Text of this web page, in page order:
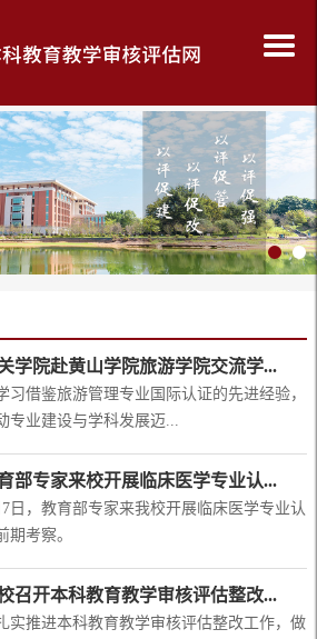
学院赴黄山学院旅游学院交流学...
习借鉴旅游管理专业国际认证的先进经验，
专业建设与学科发展迈...
部专家来校开展临床医学专业认...
日，教育部专家来我校开展临床医学专业认
期考察。
召开本科教育教学审核评估整改...
实推进本科教育教学审核评估整改工作，做